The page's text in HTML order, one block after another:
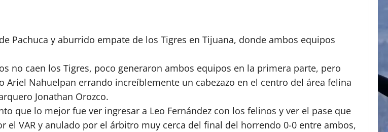
Pachuca y aburrido empate de los Tigres en Tijuana, donde ambos equipos
no caen los Tigres, poco generaron ambos equipos en la primera parte, pero
Nahuelpan errando increíblemente un cabezazo en el centro del área felina
Jonathan Orozco.
que lo mejor fue ver ingresar a Leo Fernández con los felinos y ver el pase que
el VAR y anulado por el árbitro muy cerca del final del horrendo 0-0 entre ambos,